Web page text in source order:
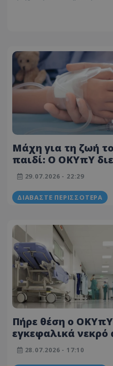
Μάχη για τη ζωή
παιδί: Ο ΟΚΥπΥ
καταγγελίες των
29.07.2026 - 22:29
ΔΙΑΒΆΣΤΕ ΠΕΡΙΣΣΌΤΕΡΑ
Πήρε θέση ο
εγκεφαλικά νεκρό
η διερεύνηση της
28.07.2026 - 17:10